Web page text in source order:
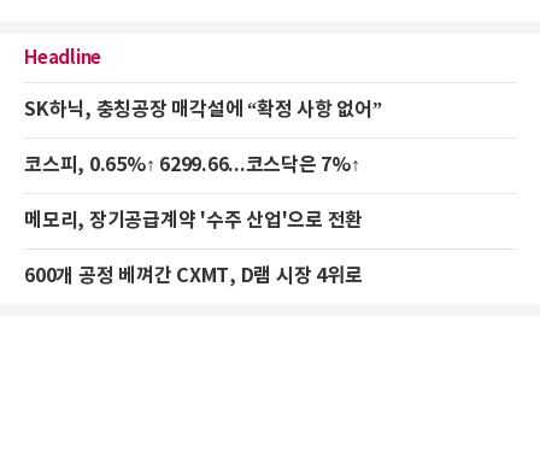
Headline
SK하닉, 충칭공장 매각설에 “확정 사항 없어”
코스피, 0.65%↑ 6299.66...코스닥은 7%↑
메모리, 장기공급계약 '수주 산업'으로 전환
600개 공정 베껴간 CXMT, D램 시장 4위로